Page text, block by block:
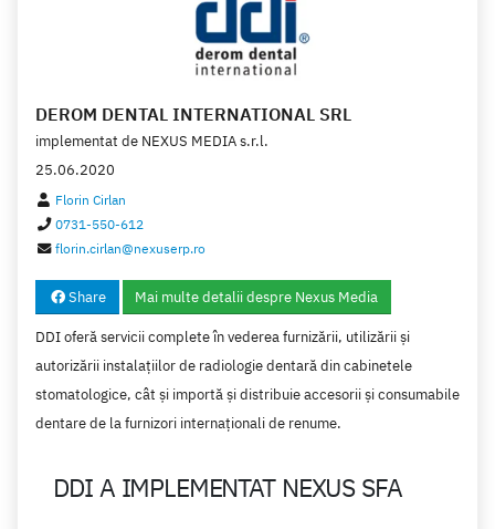
DEROM DENTAL INTERNATIONAL SRL
implementat de NEXUS MEDIA s.r.l.
25.06.2020
Florin Cirlan
0731-550-612
florin.cirlan@nexuserp.ro
Share Mai multe detalii despre Nexus Media
DDI oferă servicii complete în vederea furnizării, utilizării şi
autorizării instalaţiilor de radiologie dentară din cabinetele
stomatologice, cât şi importă şi distribuie accesorii şi consumabile
dentare de la furnizori internaţionali de renume.
DDI A IMPLEMENTAT NEXUS SFA